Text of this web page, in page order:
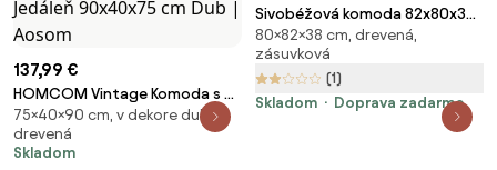
137,99 €
HOMCOM Vintage Komoda s 2
Posuvnými Dverami a
Priestorom pre Obývaciu Izbu,
Kuchyňu, Jedáleň 90x40x75 cm
75×40×90 cm, v dekore dub,
drevená
Skladom
Sivobéžová komoda 82x80x38
cm Madrid – Tvilum
80×82×38 cm, drevená,
zásuvková
(1)
Skladom
Doprava zadarmo